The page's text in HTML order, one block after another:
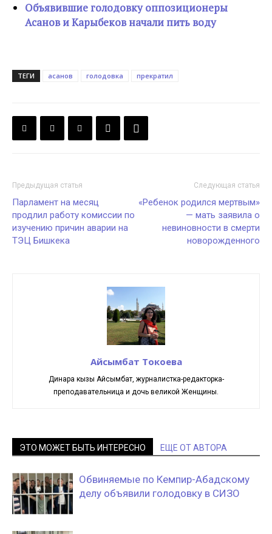
Объявившие голодовку оппозиционеры
Асанов и Карыбеков начали пить воду
ТЕГИ асанов голодовка прекратил
Предыдущая статья
Парламент на месяц
продлил работу комиссии по
изучению причин аварии на
ТЭЦ Бишкека
Следующая статья
«Ребенок родился мертвым»
— мать заявила о
невиновности в смерти
новорожденного
Айсымбат Токоева
Динара кызы Айсымбат, журналистка-редакторка-
преподавательница и дочь великой Женщины.
ЭТО МОЖЕТ БЫТЬ ИНТЕРЕСНО ЕЩЕ ОТ АВТОРА
Обвиняемые по Кемпир-Абадскому
делу объявили голодовку в СИЗО